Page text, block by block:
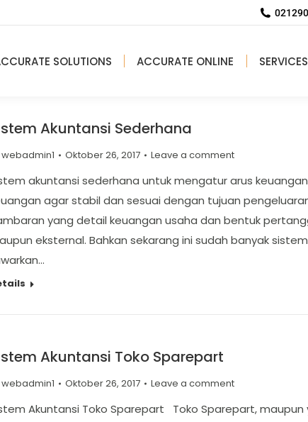
SOLUTIONS ACCURATE ONLINE SERVICES
Akuntansi Sederhana
webadmin1 Oktober 26, 2017 Leave a comment
akuntansi sederhana untuk mengatur arus
agar stabil dan sesuai dengan tujuan
yang detail keuangan usaha dan bentuk
eksternal. Bahkan sekarang ini sudah banyak
Akuntansi Toko Sparepart
webadmin1 Oktober 26, 2017 Leave a comment
Akuntansi Toko Sparepart Toko Sparepart,